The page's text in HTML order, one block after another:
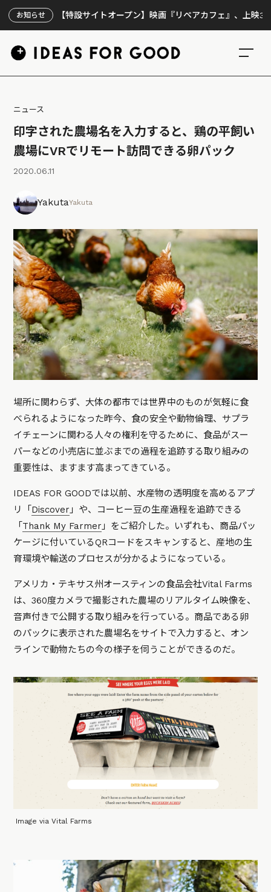
お知らせ
【特設サイトオープン】映画『リペアカフェ』、上映300回の
ニュース
印字された農場名を入力すると、鶏の平飼い
農場にVRでリモート訪問できる卵パック
2020.06.11
YakutaYakuta
場所に関わらず、大体の都市では世界中のものが気軽に食
べられるようになった昨今、食の安全や動物倫理、サプラ
イチェーンに関わる人々の権利を守るために、食品がスー
パーなどの小売店に並ぶまでの過程を追跡する取り組みの
重要性は、ますます高まってきている。
IDEAS FOR GOODでは以前、水産物の透明度を高めるアプ
リ「 Discover 」や、コーヒー豆の生産過程を追跡できる
「 Thank My Farmer 」をご紹介した。いずれも、商品パッ
ケージに付いているQRコードをスキャンすると、産地の生
育環境や輸送のプロセスが分かるようになっている。
アメリカ・テキサス州オースティンの食品会社Vital Farms
は、360度カメラで撮影された農場のリアルタイム映像を、
音声付きで公開する取り組みを行っている。商品である卵
のパックに表示された農場名をサイトで入力すると、オン
ラインで動物たちの今の様子を伺うことができるのだ。
Image via Vital Farms